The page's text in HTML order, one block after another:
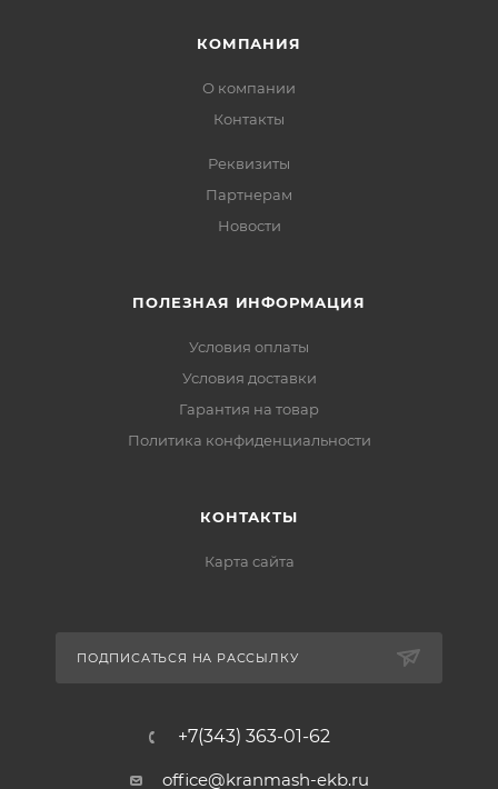
КОМПАНИЯ
О компании
Контакты
Реквизиты
Партнерам
Новости
ПОЛЕЗНАЯ ИНФОРМАЦИЯ
Условия оплаты
Условия доставки
Гарантия на товар
Политика конфиденциальности
КОНТАКТЫ
Карта сайта
ПОДПИСАТЬСЯ НА РАССЫЛКУ
+7(343) 363-01-62
office@kranmash-ekb.ru